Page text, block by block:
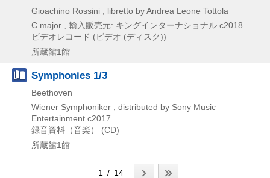
Gioachino Rossini ; libretto by Andrea Leone Tottola
C major , 輸入販売元: キングインターナショナル c2018
ビデオレコード (ビデオ (ディスク))
所蔵館1館
Symphonies 1/3
Beethoven
Wiener Symphoniker , distributed by Sony Music
Entertainment c2017
録音資料（音楽） (CD)
所蔵館1館
1 / 14